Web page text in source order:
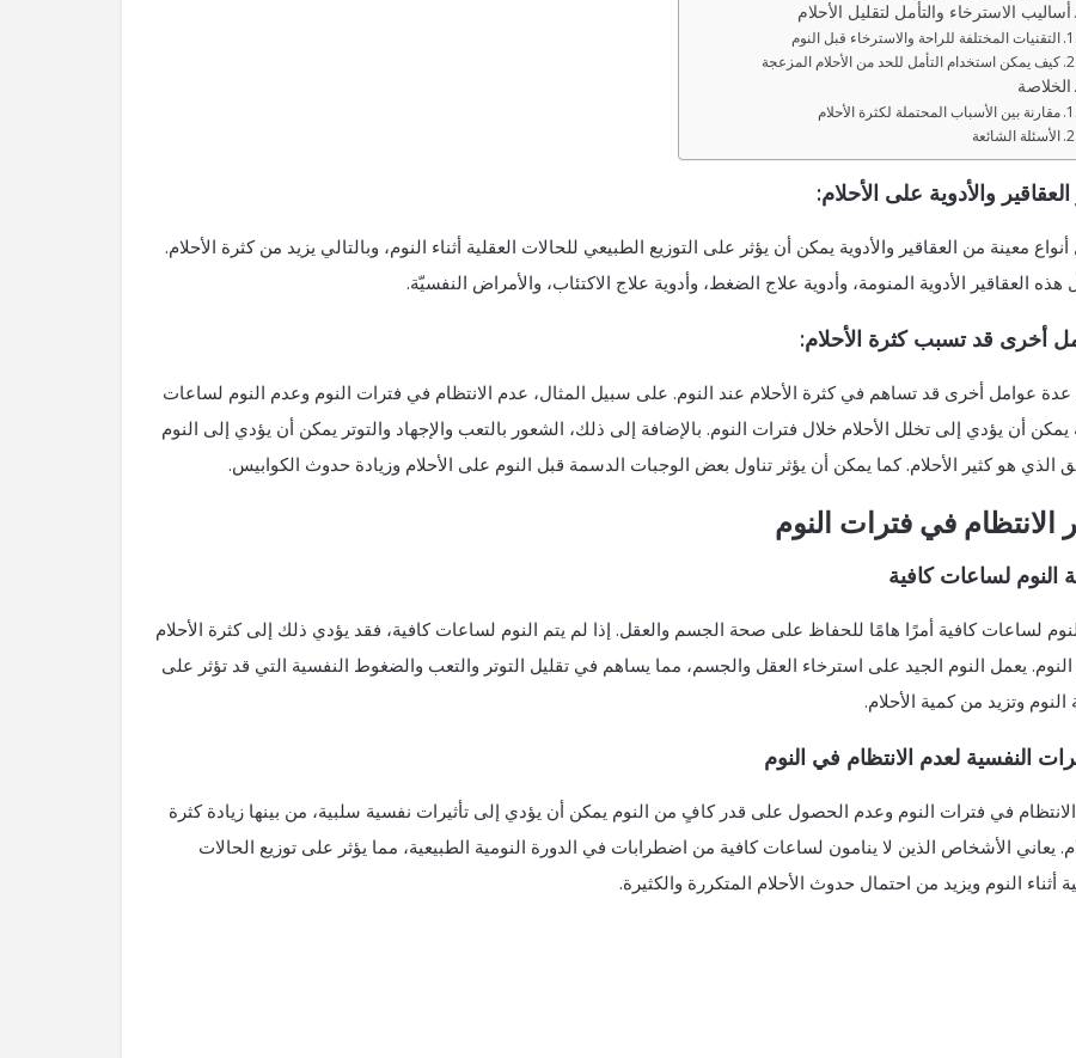
أساليب الاسترخاء والتأمل لتقليل الأحلام
التقنيات المختلفة للراحة والاسترخاء قبل النوم
كيف يمكن استخدام التأمل للحد من الأحلام المزعجة
الخلاصة
مقارنة بين الأسباب المحتملة لكثرة الأحلام
الأسئلة الشائعة
العقاقير والأدوية على الأحلام:
أنواع معينة من العقاقير والأدوية يمكن أن يؤثر على التوزيع الطبيعي للحالات العقلية أثناء النوم، وبالتالي يزيد من كثرة الأحلام.
العقاقير الأدوية المنومة، وأدوية علاج الضغط، وأدوية علاج الاكتئاب، والأمراض النفسيّة.
أخرى قد تسبب كثرة الأحلام:
عدة عوامل أخرى قد تساهم في كثرة الأحلام عند النوم. على سبيل المثال، عدم الانتظام في فترات النوم وعدم النوم لساعات
يمكن أن يؤدي إلى تخلل الأحلام خلال فترات النوم. بالإضافة إلى ذلك، الشعور بالتعب والإجهاد والتوتر يمكن أن يؤدي إلى النوم
الذي هو كثير الأحلام. كما يمكن أن يؤثر تناول بعض الوجبات الدسمة قبل النوم على الأحلام وزيادة حدوث الكوابيس.
الانتظام في فترات النوم
النوم لساعات كافية
لساعات كافية أمرًا هامًا للحفاظ على صحة الجسم والعقل. إذا لم يتم النوم لساعات كافية، فقد يؤدي ذلك إلى كثرة الأحلام
يعمل النوم الجيد على استرخاء العقل والجسم، مما يساهم في تقليل التوتر والتعب والضغوط النفسية التي قد تؤثر على
النوم وتزيد من كمية الأحلام.
النفسية لعدم الانتظام في النوم
في فترات النوم وعدم الحصول على قدر كافٍ من النوم يمكن أن يؤدي إلى تأثيرات نفسية سلبية، من بينها زيادة كثرة
يعاني الأشخاص الذين لا ينامون لساعات كافية من اضطرابات في الدورة النومية الطبيعية، مما يؤثر على توزيع الحالات
أثناء النوم ويزيد من احتمال حدوث الأحلام المتكررة والكثيرة.